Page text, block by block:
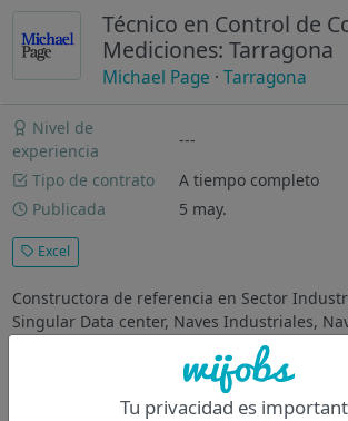
Técnico en Control de
Mediciones: Tarragona
Michael Page ·Tarragona
Nivel de
experiencia
---
Tipo de contrato
A tiempo completo
Publicada
5 may.
Excel
Constructora de referencia en Sector
Singular Data center, Naves Industriales,
¿Dónde vas a trabajar? Empresa
años de experiencia y presencia nacional,
Tu privacidad es